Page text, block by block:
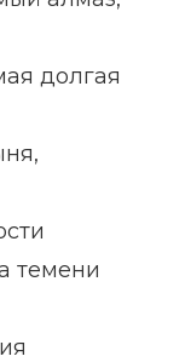
долгая
темени